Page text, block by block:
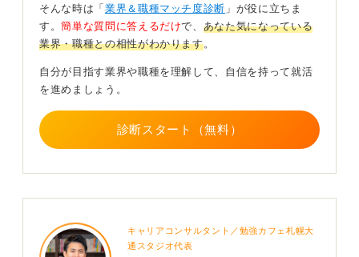
プも目指そう
インフラエンジニアはネットワークの設計・設定、サー
保守など環境作りが中心です。
セキュリティエンジニアは、不正アクセスなどから企業
の秘密を守るサイバー攻撃対策が中心です。
ジニアだと思います。
研修環境が整っている会社も多く、未経験採用の求人も
ティにキャリアアップするのもおすすめです。
そんな時は「 業界＆職種マッチ度診断 」が役に立ちま
す。簡単な質問に答えるだけで、 あなた気になっている
業界・職種との相性がわかります。
自分が目指す業界や職種を理解して、自信を持って就活
を進めましょう。
診断スタート（無料）
キャリアコンサルタント／勉強カフェ札幌大
通スタジオ代表